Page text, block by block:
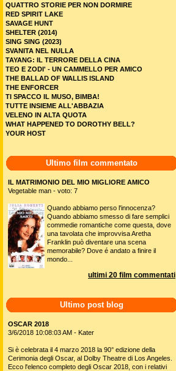
QUATTRO STORIE PER NON DORMIRE
RED SPIRIT LAKE
SAVAGE HUNT
SHELTER (2014)
SING SING (2023)
SVANITA NEL NULLA
TAYANG: IL TERRORE DELLA CINA
TEO E ZODI' - UN CAMMELLO PER AMICO
THE BALLAD OF WALLIS ISLAND
THE ENFORCER
TI SPACCO IL MUSO, BIMBA!
TUTTE INSIEME ALL'ABBAZIA
VELENO IN ALTA QUOTA
WHAT HAPPENED TO DOROTHY BELL?
YOUR HOST
Ultimo film commentato
IL MATRIMONIO DEL MIO MIGLIORE AMICO
Vegetable man - voto: 7
Quando abbiamo perso l'innocenza?
Quando abbiamo smesso di fare semplici
commedie romantiche come questa, dove
una tavolata che improvvisa Aretha
Franklin può diventare una scena
memorabile? Dove é andato a finire il
mondo...
ultimi 20 film commentati
Ultimo post blog
OSCAR 2018
3/6/2018 10:08:03 AM - Kater
Si è celebrata il 4 marzo 2018 la 90° edizione della
Cerimonia degli Oscar, al Dolby Theatre di Los Angeles.
Ecco l'elenco completo degli Oscar 2018, con i relativi